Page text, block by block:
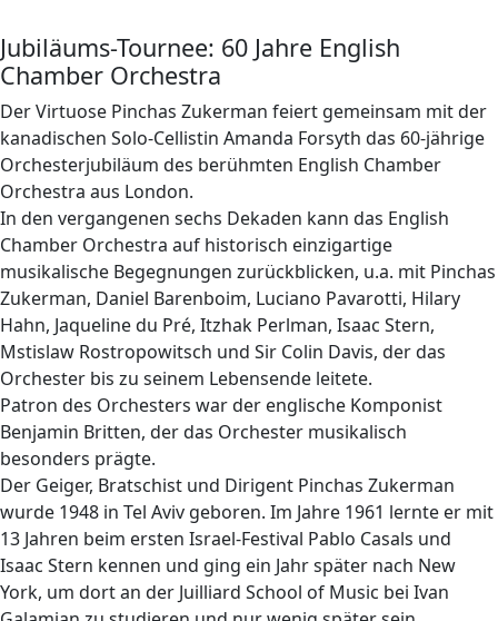
Jubiläums-Tournee: 60 Jahre English
Chamber Orchestra
Der Virtuose Pinchas Zukerman feiert gemeinsam mit der
kanadischen Solo-Cellistin Amanda Forsyth das 60-jährige
Orchesterjubiläum des berühmten English Chamber
Orchestra aus London.
In den vergangenen sechs Dekaden kann das English
Chamber Orchestra auf historisch einzigartige
musikalische Begegnungen zurückblicken, u.a. mit Pinchas
Zukerman, Daniel Barenboim, Luciano Pavarotti, Hilary
Hahn, Jaqueline du Pré, Itzhak Perlman, Isaac Stern,
Mstislaw Rostropowitsch und Sir Colin Davis, der das
Orchester bis zu seinem Lebensende leitete.
Patron des Orchesters war der englische Komponist
Benjamin Britten, der das Orchester musikalisch
besonders prägte.
Der Geiger, Bratschist und Dirigent Pinchas Zukerman
wurde 1948 in Tel Aviv geboren. Im Jahre 1961 lernte er mit
13 Jahren beim ersten Israel-Festival Pablo Casals und
Isaac Stern kennen und ging ein Jahr später nach New
York, um dort an der Juilliard School of Music bei Ivan